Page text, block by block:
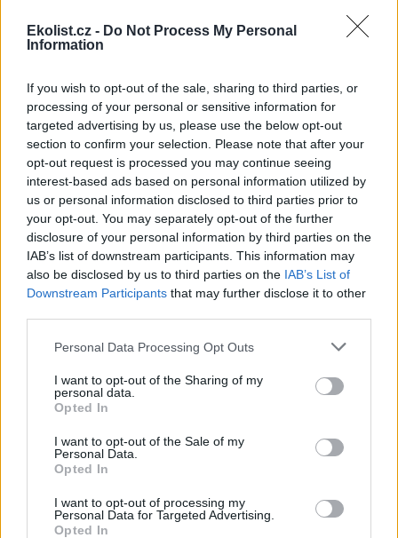
Ekolist.cz - Do Not Process My Personal
Information
If you wish to opt-out of the sale, sharing to third parties, or
processing of your personal or sensitive information for
targeted advertising by us, please use the below opt-out
section to confirm your selection. Please note that after your
opt-out request is processed you may continue seeing
interest-based ads based on personal information utilized by
us or personal information disclosed to third parties prior to
your opt-out. You may separately opt-out of the further
disclosure of your personal information by third parties on the
IAB’s list of downstream participants. This information may
also be disclosed by us to third parties on the IAB’s List of
Downstream Participants that may further disclose it to other
Personal Data Processing Opt Outs
I want to opt-out of the Sharing of my
personal data.
Opted In
I want to opt-out of the Sale of my
Personal Data.
Opted In
I want to opt-out of processing my
Personal Data for Targeted Advertising.
Opted In
roce 1985. Vyplývá to z údajů
monitorovací iniciativy MapBiomas, o kterých informovala stanice
BBC. V roce 2025 oheň zasáhl 3,1 milionu hektarů amazonského
hektarů.
Vláda možná bude neutrální ke snaze ODS posílit
postavení obcí v radách parků
27.7.2026 00:15 | PRAHA (ČTK)
Diskuse: 2
Neutrální postoj možná
zaujme vláda k návrhu
poslanců opoziční ODS, kteří
chtějí posílit postavení
zástupců obcí a krajů v radách
národních parků. Vyplývá to z předkládací zprávy na vládním
webu. Věcně příslušné ministerstvo životního prostředí podle ní
postoj bude doporučením pro Sněmovnu, v níž má vládní koalice
Na Hádecké planince u Brna obnovují ochránci
26.7.2026 17:25 | BRNO ( ČTK)
minulého století. V oblasti
obnovují původní step a